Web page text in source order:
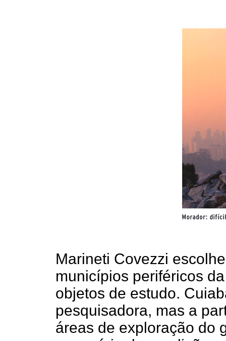
Marineti Covezzi
municípios periféricos
objetos de estudo.
pesquisadora, mas a
áreas de exploração do